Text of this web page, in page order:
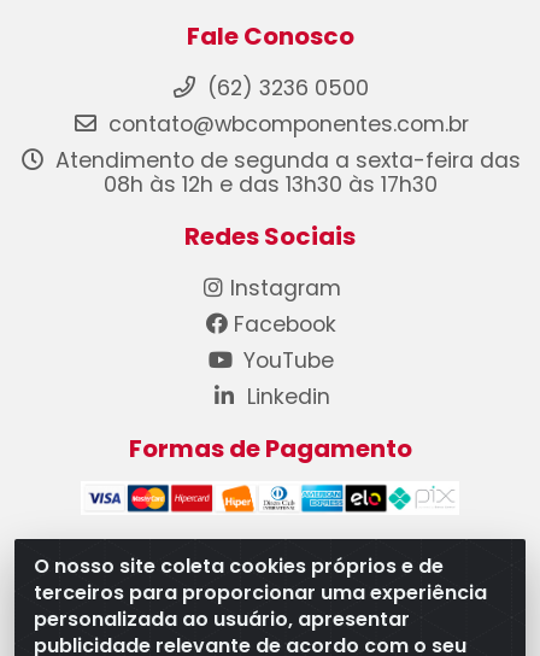
O nosso site coleta cookies próprios e de
terceiros para proporcionar uma experiência
personalizada ao usuário, apresentar
publicidade relevante de acordo com o seu
Fale Conosco
(62) 3236 0500
contato@wbcomponentes.com.br
Atendimento de segunda a sexta-feira das
08h às 12h e das 13h30 às 17h30
Redes Sociais
Instagram
Facebook
YouTube
Linkedin
Formas de Pagamento
WB Componentes Automotivos LTDA - CNPJ
08.528.393/0001-12 - Rua do Níquel, 667 - Parque
Oeste Industrial, Goiânia/GO - CEP 74375-660